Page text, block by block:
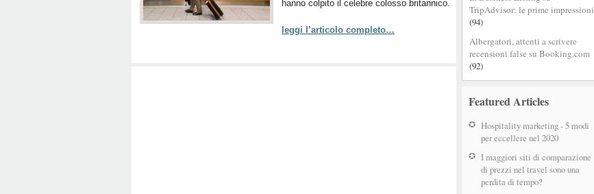
TripAdvisor: le prime impressioni
(94)
Albergatori, attenti a scrivere
recensioni false su Booking.com
(92)
Featured Articles
Hospitality marketing - 5 modi
per eccellere nel 2020
I maggiori siti di comparazione
di prezzi nel travel sono una
perdita di tempo?
per
hanno colpito il celebre colosso britannico.
leggi l’articolo completo…